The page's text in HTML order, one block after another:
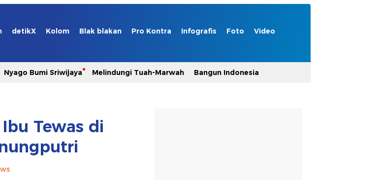
detikX Kolom Blak blakan Pro Kontra Infografis Foto Video
Nyago Bumi Sriwijaya Melindungi Tuah-Marwah Bangun Indonesia
Tewas di